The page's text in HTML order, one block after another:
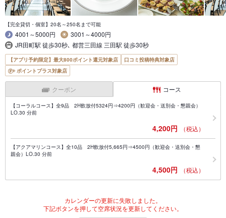
【完全貸切・個室】20名～250名まで可能
4001～5000円
3001～4000円
JR田町駅 徒歩30秒､ 都営三田線 三田駅 徒歩30秒
【アプリ予約限定】最大800ポイント還元対象店
口コミ投稿特典対象店
ポイントプラス対象店
クーポン コース
【コーラルコース】全9品 2H飲放付5324円⇒4200円（歓迎会・送別会・懇親会）
LO.30 分前
4,200円 （税込）
【アクアマリンコース】全10品 2H飲放付5,665円⇒4500円（歓迎会・送別会・懇
親会）LO.30 分前
4,500円 （税込）
カレンダーの更新に失敗しました。
下記ボタンを押して空席状況を更新してください。